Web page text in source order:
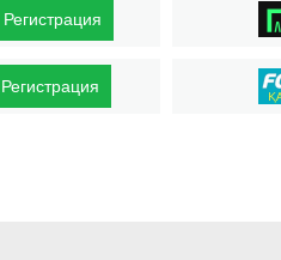
Регистрация
Регистрация